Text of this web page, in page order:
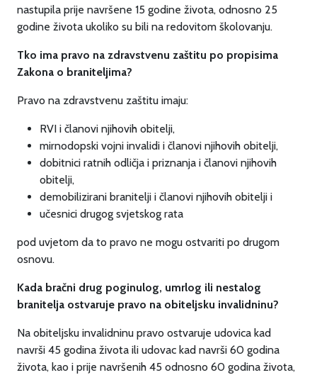
nastupila prije navršene 15 godine života, odnosno 25
godine života ukoliko su bili na redovitom školovanju.
Tko ima pravo na zdravstvenu zaštitu po propisima
Zakona o braniteljima?
Pravo na zdravstvenu zaštitu imaju:
RVI i članovi njihovih obitelji,
mirnodopski vojni invalidi i članovi njihovih obitelji,
dobitnici ratnih odličja i priznanja i članovi njihovih
obitelji,
demobilizirani branitelji i članovi njihovih obitelji i
učesnici drugog svjetskog rata
pod uvjetom da to pravo ne mogu ostvariti po drugom
osnovu.
Kada bračni drug poginulog, umrlog ili nestalog
branitelja ostvaruje pravo na obiteljsku invalidninu?
Na obiteljsku invalidninu pravo ostvaruje udovica kad
navrši 45 godina života ili udovac kad navrši 60 godina
života, kao i prije navršenih 45 odnosno 60 godina života,